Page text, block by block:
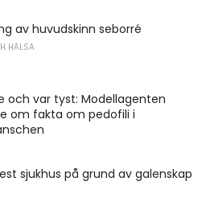
av huvudskinn seborré
HÄLSA
och var tyst: Modellagenten
om fakta om pedofili i
sjukhus på grund av galenskap